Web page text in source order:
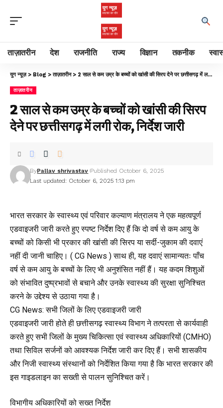
ताज़ातरीन देश राजनीति राज्य विज्ञान तकनीक
युग न्यूज़> Blog >ताज़ातरीन> 2 साल से कम उम्र के बच्चों को खांसी की सिरप देने पर छत्तीसगढ़ में लगी रोक, निर्देश जारी
ताज़ातरीन
2 साल से कम उम्र के बच्चों को खांसी की सिरप
देने पर छत्तीसगढ़ में लगी रोक, निर्देश जारी
Last updated: October 6, 2025 1:13 pm
ByPallav shrivastav Published October 6, 2025
भारत सरकार के स्वास्थ्य एवं परिवार कल्याण मंत्रालय ने एक महत्वपूर्ण
एडवाइजरी जारी करते हुए स्पष्ट निर्देश दिए हैं कि दो वर्ष से कम आयु के
बच्चों को किसी भी प्रकार की खांसी की सिरप या सर्दी-जुकाम की दवाएं
नहीं दी जानी चाहिए। ( CG News ) साथ ही, यह दवाएं सामान्यतः पाँच
वर्ष से कम आयु के बच्चों के लिए भी अनुशंसित नहीं हैं। यह कदम शिशुओं
को संभावित दुष्प्रभावों से बचाने और उनके स्वास्थ्य की सुरक्षा सुनिश्चित
करने के उद्देश्य से उठाया गया है।
CG News: सभी जिलों के लिए एडवाइजरी जारी
एडवाइजरी जारी होते ही छत्तीसगढ़ स्वास्थ्य विभाग ने तत्परता से कार्यवाही
करते हुए सभी जिलों के मुख्य चिकित्सा एवं स्वास्थ्य अधिकारियों (CMHO)
तथा सिविल सर्जनों को आवश्यक निर्देश जारी कर दिए हैं। सभी शासकीय
और निजी स्वास्थ्य संस्थानों को निर्देशित किया गया है कि भारत सरकार की
इस गाइडलाइन का सख्ती से पालन सुनिश्चित करें।
विभागीय अधिकारियों को सख्त निर्देश